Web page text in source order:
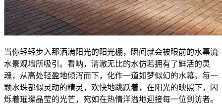
当你轻轻步入那洒满阳光的阳光棚，瞬间就会被眼前的水幕流
水景观墙所吸引。看呐，清澈无比的水仿若拥有了鲜活的灵
魂，从高处轻盈地倾泻而下，化作一道如梦似幻的水幕。每一
颗水珠都似灵动的精灵，欢快地跳跃着，在阳光的映照下，闪
烁着璀璨晶莹的光芒，宛如在热情洋溢地迎接每一位到访者。